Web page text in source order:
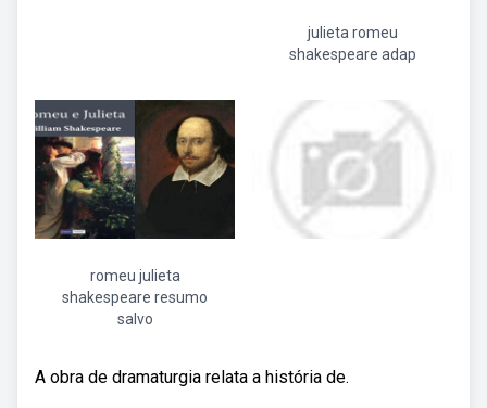
julieta romeu
shakespeare adap
romeu julieta
shakespeare resumo
salvo
A obra de dramaturgia relata a história de.